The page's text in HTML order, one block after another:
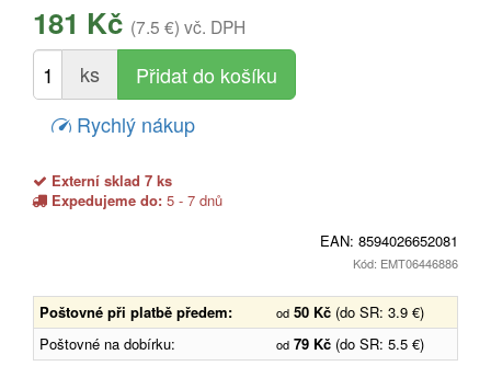
181 Kč (7.5 €) vč. DPH
ks
Rychlý nákup
Externí sklad 7 ks
Expedujeme do: 5 - 7 dnů
EAN: 8594026652081
Kód: EMT06446886
Poštovné při platbě předem: od 50 Kč (do SR: 3.9 €)
Poštovné na dobírku:
od 79 Kč (do SR: 5.5 €)